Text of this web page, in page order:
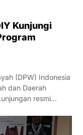
Kunjungi
(DPW) Indonesia
dan Daerah
resmi…